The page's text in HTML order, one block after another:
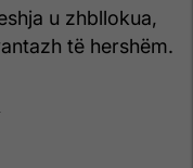
u zhbllokua,
të hershëm.